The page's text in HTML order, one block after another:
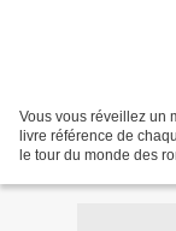
Vous vous réveillez un
livre référence de
le tour du monde des